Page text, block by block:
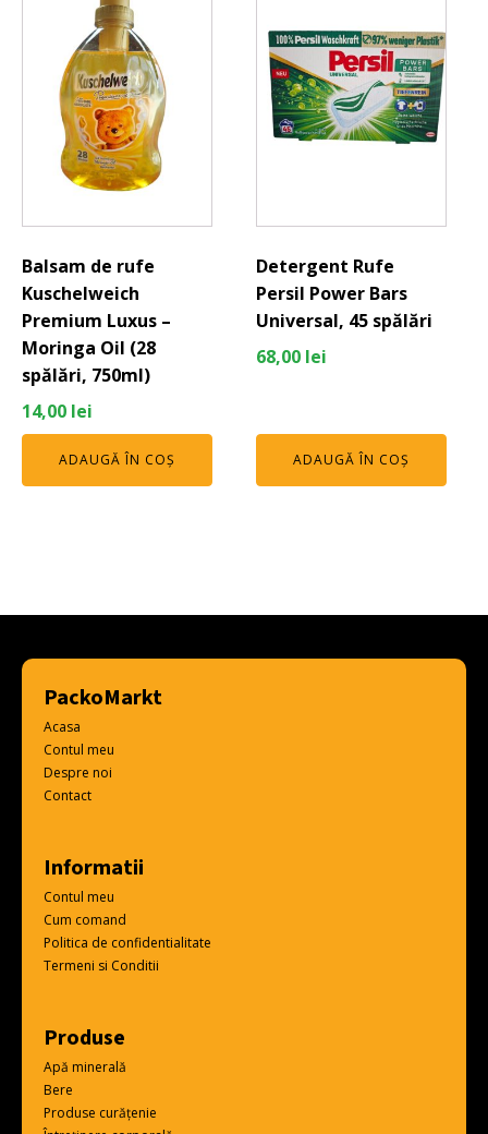
Balsam de rufe
Kuschelweich
Premium Luxus –
Moringa Oil (28
spălări, 750ml)
14,00 lei
ADAUGĂ ÎN COȘ
Detergent Rufe
Persil Power Bars
Universal, 45 spălări
68,00 lei
ADAUGĂ ÎN COȘ
PackoMarkt
Acasa
Contul meu
Despre noi
Contact
Informatii
Contul meu
Cum comand
Politica de confidentialitate
Termeni si Conditii
Produse
Apă minerală
Bere
Produse curățenie